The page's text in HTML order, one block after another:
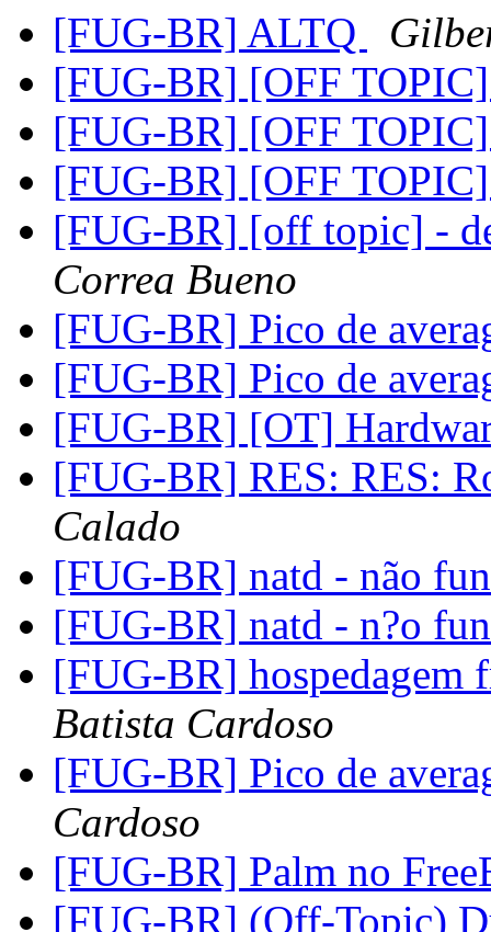
[FUG-BR] ALTQ
[FUG-BR] [OFF
[FUG-BR] [OFF
[FUG-BR] [OFF
[FUG-BR] [off topic] -
Correa Bueno
[FUG-BR] Pico de
[FUG-BR] Pico de
[FUG-BR] [OT]
[FUG-BR] RES: RES:
Calado
[FUG-BR] natd - não
[FUG-BR] natd - n?o
[FUG-BR] hospedagem
Batista Cardoso
[FUG-BR] Pico de
Cardoso
[FUG-BR] Palm no
[FUG-BR] (Off-Topic)